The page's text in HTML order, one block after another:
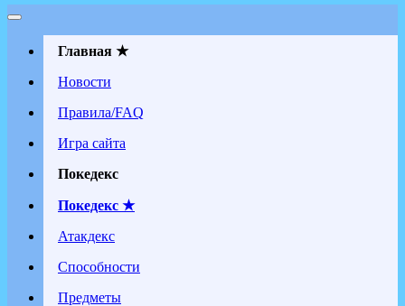
Главная ★
Новости
Правила/FAQ
Игра сайта
Покедекс
Покедекс ★
Атакдекс
Способности
Предметы